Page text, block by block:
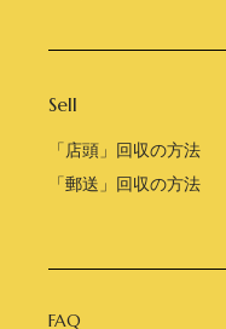
Sell
「店頭」回収の方法
「郵送」回収の方法
FAQ